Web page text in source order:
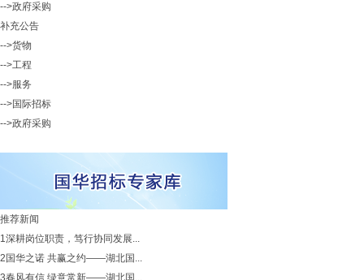
-->政府采购
补充公告
-->货物
-->工程
-->服务
-->国际招标
-->政府采购
推荐新闻
1深耕岗位职责，笃行协同发展...
2 国华之诺 共赢之约——湖北国...
3春风有信 绿意常新——湖北国...